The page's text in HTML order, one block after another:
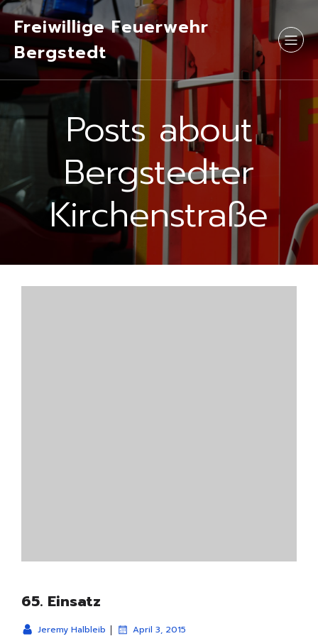
Freiwillige Feuerwehr
Bergstedt
Posts about
Bergstedter
Kirchenstraße
65. Einsatz
Jeremy Halbleib | April 3, 2015